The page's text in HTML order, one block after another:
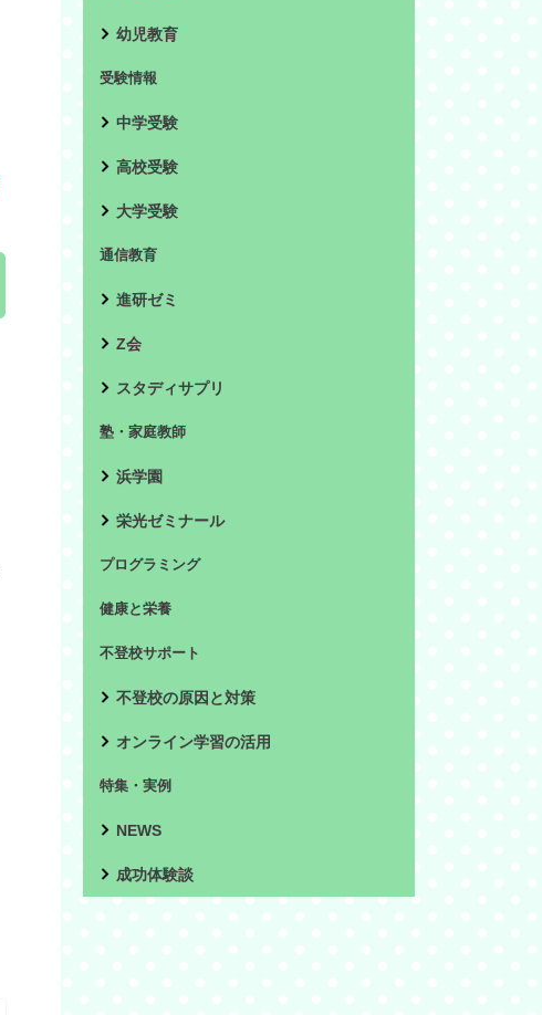
幼児教育
受験情報
中学受験
高校受験
大学受験
通信教育
進研ゼミ
Z会
スタディサプリ
塾・家庭教師
浜学園
栄光ゼミナール
プログラミング
健康と栄養
不登校サポート
不登校の原因と対策
オンライン学習の活用
特集・実例
NEWS
成功体験談